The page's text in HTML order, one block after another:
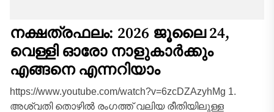
നക്ഷത്രഫലം: 2026 ജൂലൈ 24,
വെള്ളി ഓരോ നാളുകാർക്കും
എങ്ങനെ എന്നറിയാം
https://www.youtube.com/watch?v=6zcDZAzyhMg 1.
അശ്വതി തൊഴിൽ രംഗത്ത് വലിയ രീതിയിലുള്ള